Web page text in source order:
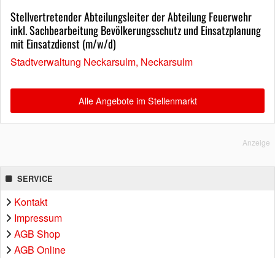
Stellvertretender Abteilungsleiter der Abteilung Feuerwehr
inkl. Sachbearbeitung Bevölkerungsschutz und Einsatzplanung
mit Einsatzdienst (m/w/d)
Stadtverwaltung Neckarsulm, Neckarsulm
Alle Angebote im Stellenmarkt
Anzeige
SERVICE
Kontakt
Impressum
AGB Shop
AGB Online